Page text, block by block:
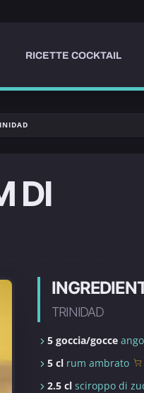
RICETTE COCKTAIL
DI
TRINIDAD
5 goccia/gocce
5 cl rum ambrato
2.5 clsciroppo di